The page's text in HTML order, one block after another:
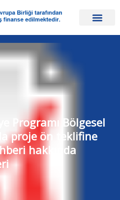
Programı Bölgesel
proje ön teklifine
hakkında